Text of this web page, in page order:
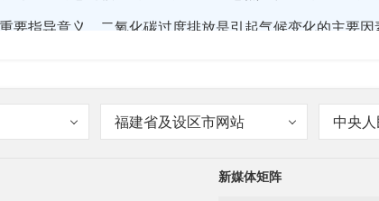
要指导意义。二氧化碳过度排放是引起气候变化的主要
福建省及设区市网站 中央
新媒体矩阵